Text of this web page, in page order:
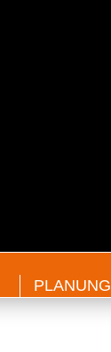
PLANUNG